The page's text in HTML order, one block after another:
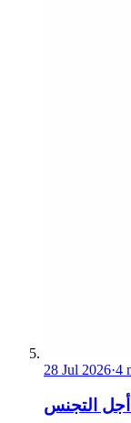
28 Jul 2026·4
التجنس